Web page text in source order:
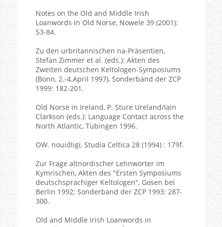
Notes on the Old and Middle Irish
Loanwords in Old Norse, Nowele 39 (2001):
53-84.
Zu den urbritannischen na-Präsentien,
Stefan Zimmer et al. (eds.): Akten des
Zweiten deutschen Keltologen-Symposiums
(Bonn, 2.-4.April 1997), Sonderband der ZCP
1999: 182-201.
Old Norse in Ireland, P. Sture Ureland/Iain
Clarkson (eds.): Language Contact across the
North Atlantic, Tübingen 1996.
OW. nouidligi, Studia Celtica 28 (1994) : 179f.
Zur Frage altnordischer Lehnwörter im
Kymrischen, Akten des "Ersten Symposiums
deutschsprachiger Keltologen", Gosen bei
Berlin 1992; Sonderband der ZCP 1993: 287-
300.
Old and Middle Irish Loanwords in